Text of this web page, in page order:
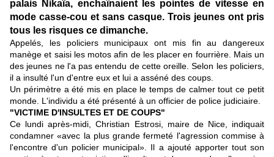
palais Nikaïa, enchaînaient les pointes de vitesse en
mode casse-cou et sans casque. Trois jeunes ont pris
tous les risques ce dimanche.
Appelés, les policiers municipaux ont mis fin au dangereux
manège et saisi les motos afin de les placer en fourrière. Mais un
des jeunes ne l'a pas entendu de cette oreille. Selon les policiers,
il a insulté l'un d'entre eux et lui a asséné des coups.
Un périmètre a été mis en place le temps de calmer tout ce petit
monde. L'individu a été présenté à un officier de police judiciaire.
"VICTIME D'INSULTES ET DE COUPS"
Ce lundi après-midi, Christian Estrosi, maire de Nice, indiquait
condamner «avec la plus grande fermeté l'agression commise à
l'encontre d'un policier municipal». Il a ajouté apporter tout son